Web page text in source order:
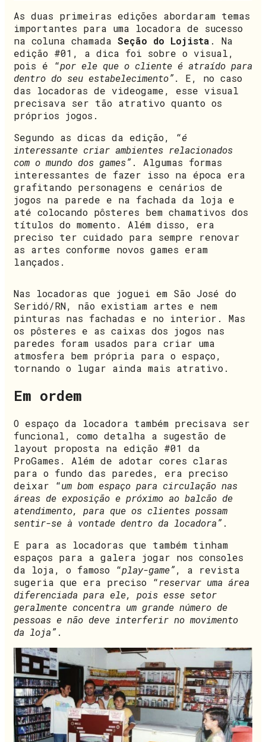
As duas primeiras edições abordaram temas
importantes para uma locadora de sucesso
na coluna chamada Seção do Lojista . Na
edição #01, a dica foi sobre o visual,
pois é “por ele que o cliente é atraído para
dentro do seu estabelecimento”.
E, no caso
das locadoras de videogame, esse visual
precisava ser tão atrativo quanto os
próprios jogos.
Segundo as dicas da edição, “é
interessante criar ambientes relacionados
com o mundo dos games” . Algumas formas
interessantes de fazer isso na época era
grafitando personagens e cenários de
jogos na parede e na fachada da loja e
até colocando pôsteres bem chamativos dos
títulos do momento. Além disso, era
preciso ter cuidado para sempre renovar
as artes conforme novos games eram
lançados.
Nas locadoras que joguei em São José do
Seridó/RN, não existiam artes e nem
pinturas nas fachadas e no interior. Mas
os pôsteres e as caixas dos jogos nas
paredes foram usados para criar uma
atmosfera bem própria para o espaço,
tornando o lugar ainda mais atrativo.
Em ordem
O espaço da locadora também precisava ser
funcional, como detalha a sugestão de
layout proposta na edição #01 da
ProGames. Além de adotar cores claras
para o fundo das paredes, era preciso
deixar “um bom espaço para circulação nas
áreas de exposição e próximo ao balcão de
atendimento, para que os clientes possam
sentir-se à vontade dentro da locadora” .
E para as locadoras que também tinham
espaços para a galera jogar nos consoles
da loja, o famoso “play-game”, a revista
sugeria que era preciso “reservar uma área
diferenciada para ele, pois esse setor
geralmente concentra um grande número de
pessoas e não deve interferir no movimento
da loja” .